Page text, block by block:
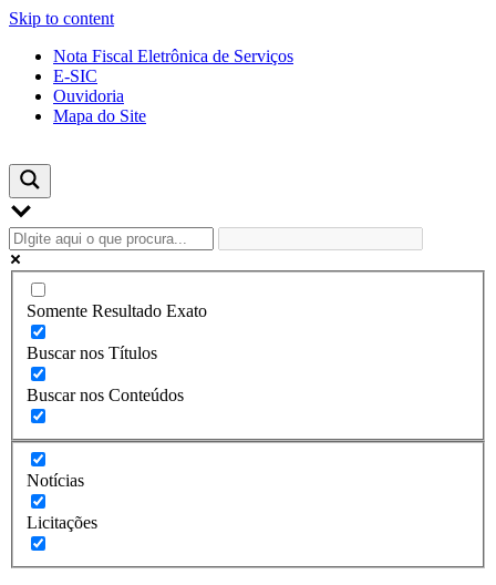
Skip to content
Nota Fiscal Eletrônica de Serviços
E-SIC
Ouvidoria
Mapa do Site
Somente Resultado Exato
Buscar nos Títulos
Buscar nos Conteúdos
Notícias
Licitações